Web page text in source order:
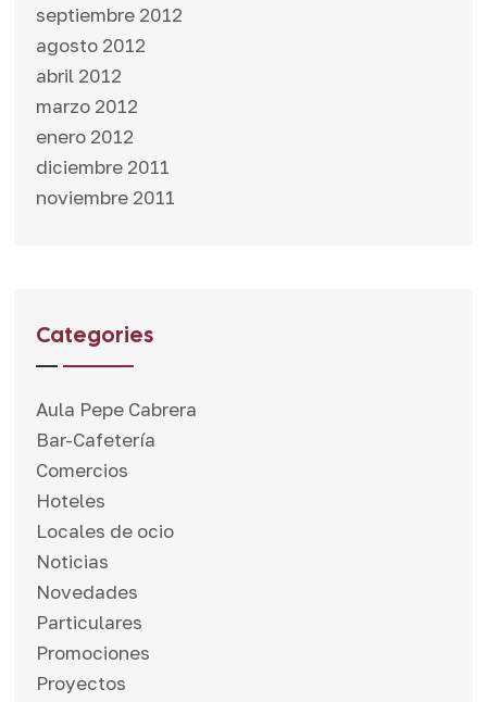
septiembre 2012
agosto 2012
abril 2012
marzo 2012
enero 2012
diciembre 2011
noviembre 2011
Categories
Aula Pepe Cabrera
Bar-Cafetería
Comercios
Hoteles
Locales de ocio
Noticias
Novedades
Particulares
Promociones
Proyectos